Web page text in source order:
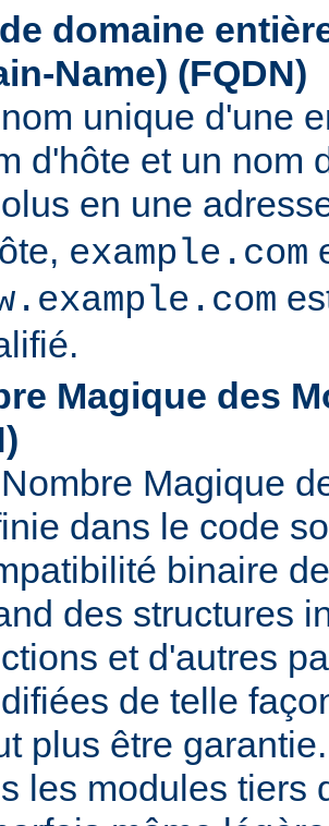
domaine
Name) (FQDN)
unique d'une
d'hôte et un nom
en une
example.com
Magique des
)
Magique
dans le code
binaire
des structures
et d'autres
de telle
plus être
les modules tiers